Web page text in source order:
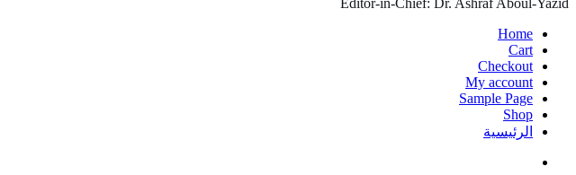
Editor-in-Chief: Dr. Ashraf Aboul-Yazid
Home
Cart
Checkout
My account
Sample Page
Shop
الرئيسية